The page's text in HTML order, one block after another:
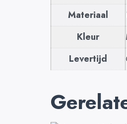
Materiaal
Kleur
Levertijd